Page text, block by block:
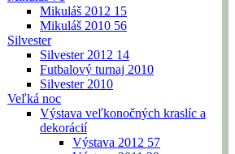
Mikuláš 2012 15
Mikuláš 2010 56
Silvester
Silvester 2012 14
Futbalový turnaj 2010
Silvester 2010
Veľká noc
Výstava veľkonočných kraslíc a
dekorácií
Výstava 2012 57